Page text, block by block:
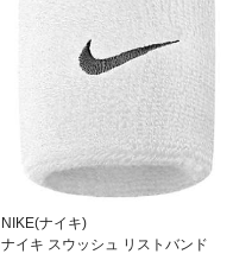
NIKE(ナイキ)
ナイキ スウッシュ リストバンド